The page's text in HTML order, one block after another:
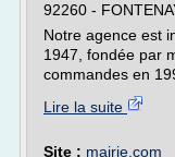
92260 -
Notre agence est
1947, fondée par
commandes en
Lire la suite
Site : mairie.com